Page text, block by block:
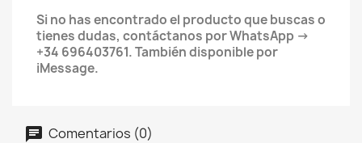
Si no has encontrado el producto que buscas o
tienes dudas, contáctanos por WhatsApp →
+34 696403761. También disponible por
iMessage.
Comentarios (0)